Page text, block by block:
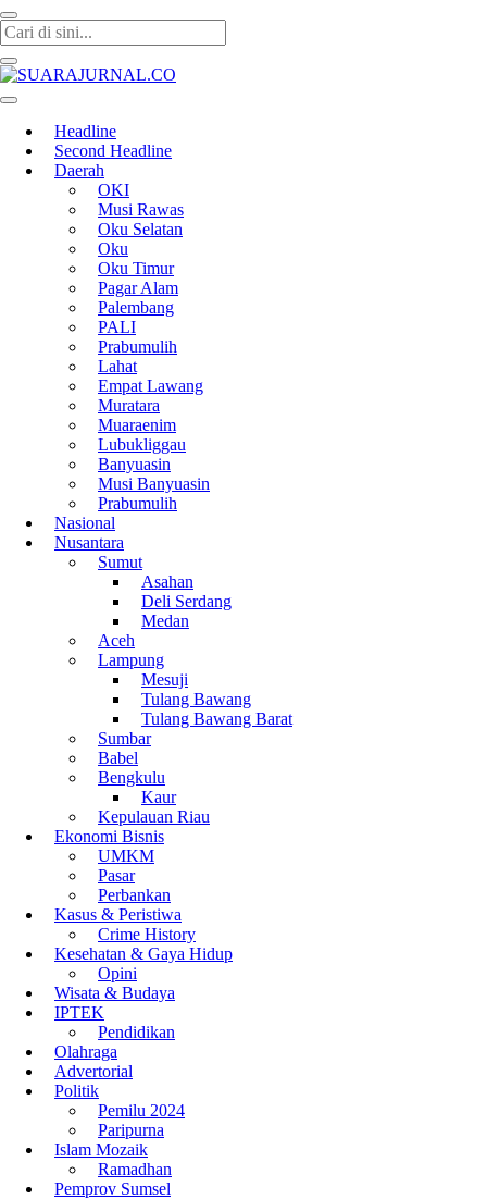
Headline
Second Headline
Daerah
OKI
Musi Rawas
Oku Selatan
Oku
Oku Timur
Pagar Alam
Palembang
PALI
Prabumulih
Lahat
Empat Lawang
Muratara
Muaraenim
Lubukliggau
Banyuasin
Musi Banyuasin
Prabumulih
Nasional
Nusantara
Sumut
Asahan
Deli Serdang
Medan
Aceh
Lampung
Mesuji
Tulang Bawang
Tulang Bawang Barat
Sumbar
Babel
Bengkulu
Kaur
Kepulauan Riau
Ekonomi Bisnis
UMKM
Pasar
Perbankan
Kasus & Peristiwa
Crime History
Kesehatan & Gaya Hidup
Opini
Wisata & Budaya
IPTEK
Pendidikan
Olahraga
Advertorial
Politik
Pemilu 2024
Paripurna
Islam Mozaik
Ramadhan
Pemprov Sumsel